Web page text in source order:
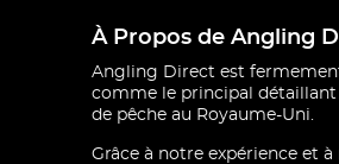
À Propos de Angling
Angling Direct est
comme le principal
de pêche au Royaume-Uni.
Grâce à notre expérience et